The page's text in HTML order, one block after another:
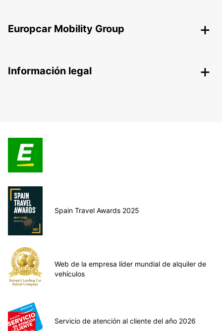
Europcar Mobility Group
Información legal
Spain Travel Awards 2025
Web de la empresa líder mundial de alquiler de
vehículos
Servicio de atención al cliente del año 2026